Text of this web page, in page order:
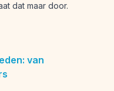
dat maar door.
van